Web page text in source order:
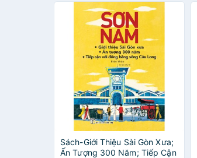
Sách-Giới Thiệu Sài Gòn Xưa;
Ấn Tượng 300 Năm; Tiếp Cận